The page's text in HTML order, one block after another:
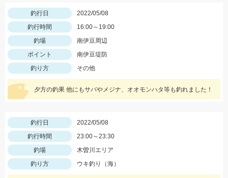
釣行日
2022/05/08
釣行時間
16:00～19:00
釣場
南伊豆周辺
ポイント
南伊豆堤防
釣り方
その他
夕方の釣果 他にもサバやメジナ、オオモンハタ等も釣れました！
釣行日
2022/05/08
釣行時間
23:00～23:30
釣場
木曽川エリア
釣り方
ウキ釣り（海）